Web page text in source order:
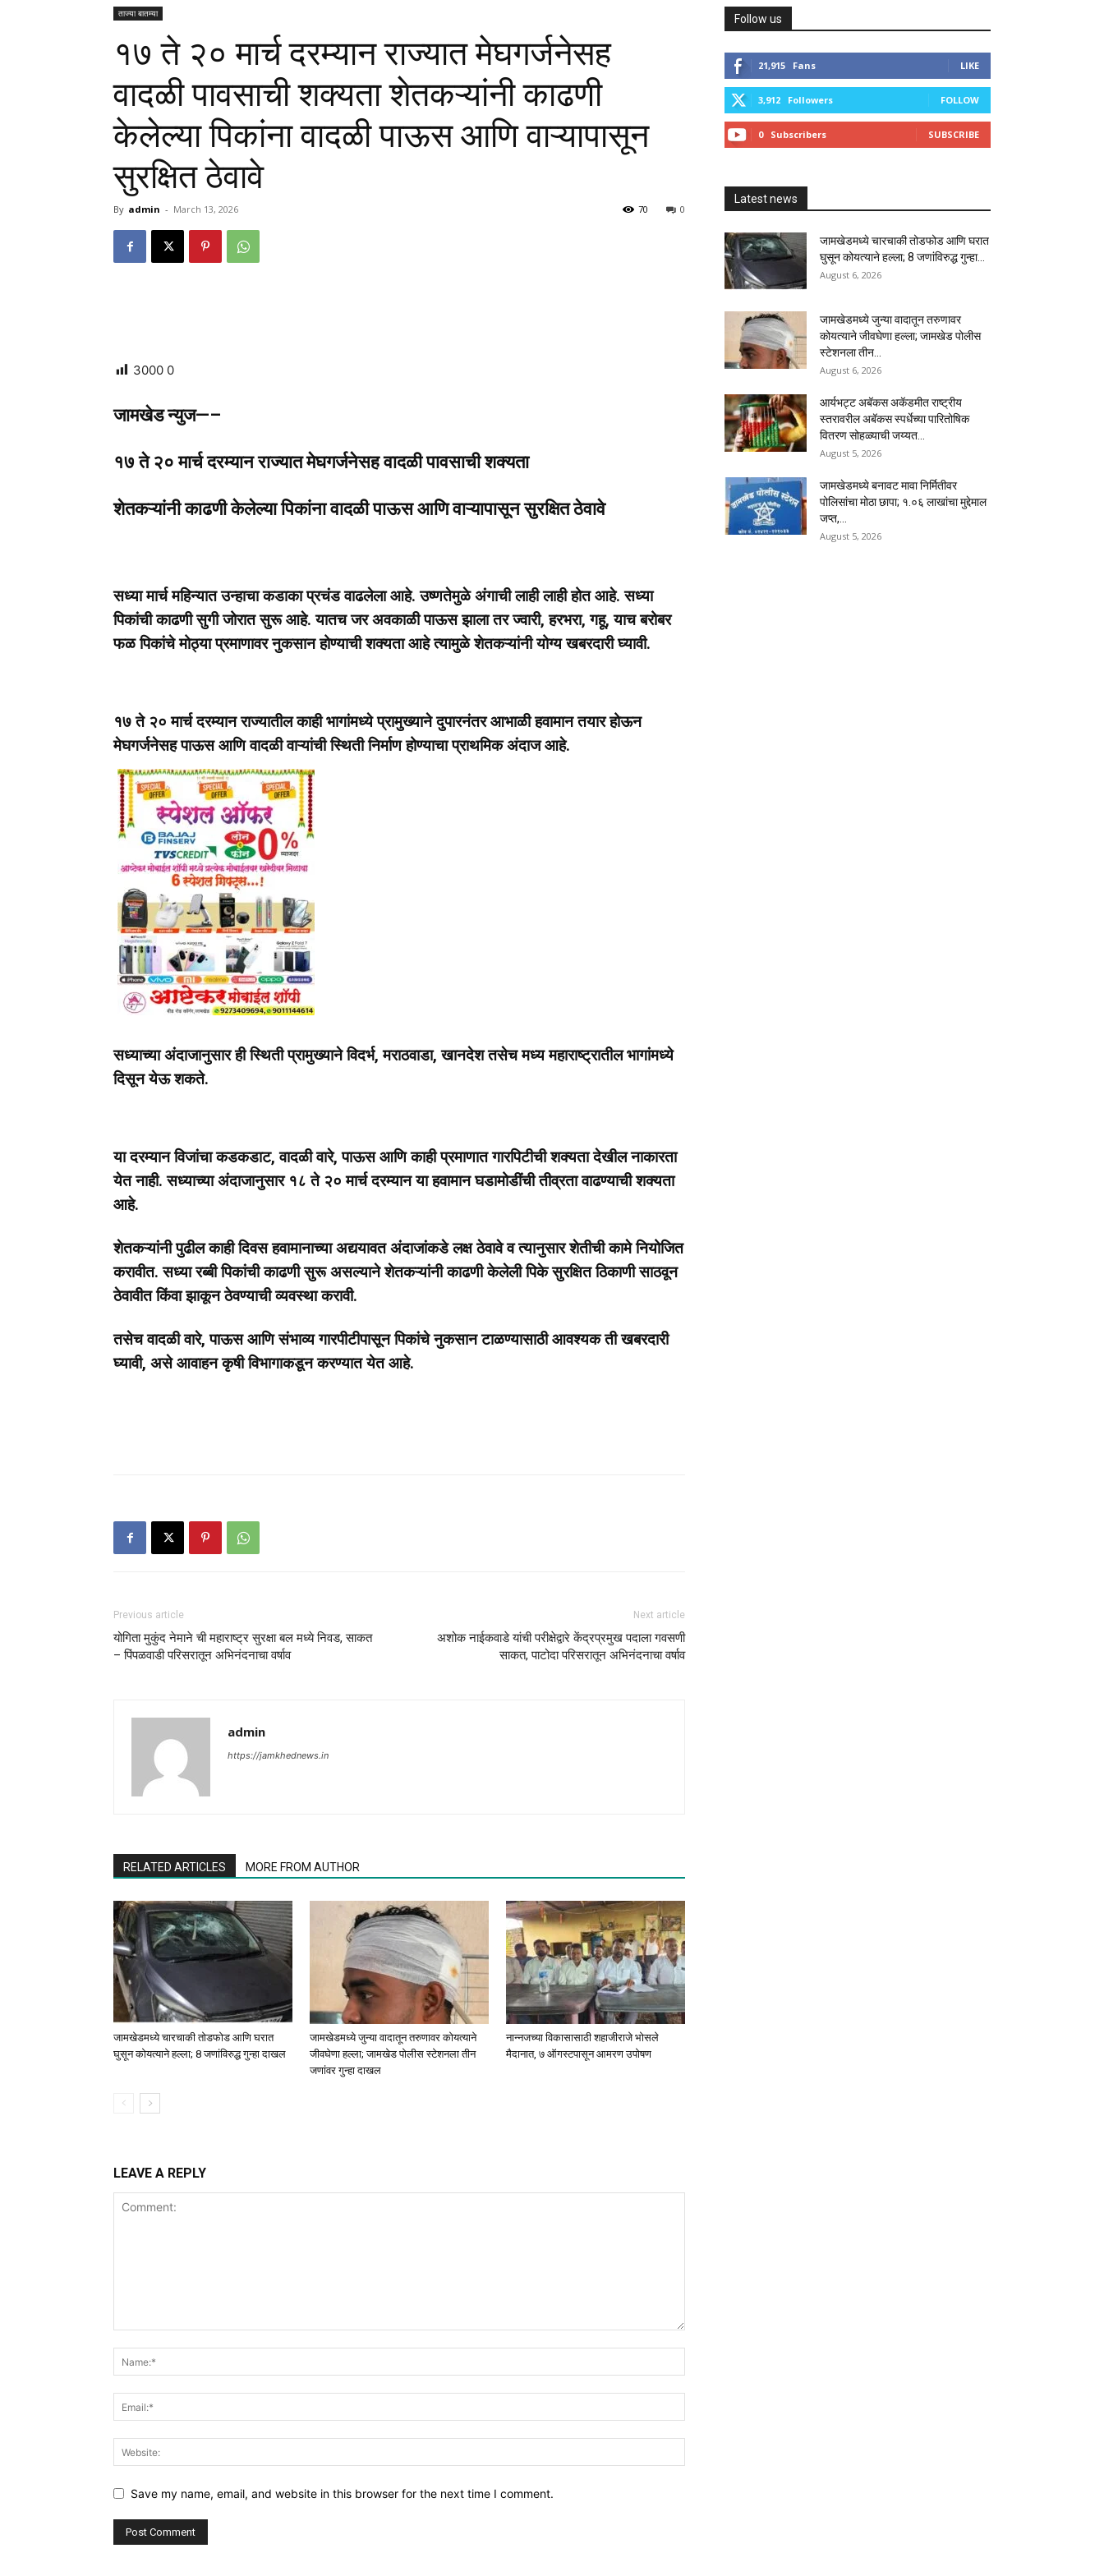
ताज्या बातम्या
१७ ते २० मार्च दरम्यान राज्यात मेघगर्जनेसह
वादळी पावसाची शक्यता शेतकऱ्यांनी काढणी
केलेल्या पिकांना वादळी पाऊस आणि वाऱ्यापासून
सुरक्षित ठेवावे
By admin - March 13, 2026 0
70
3000 0
जामखेड न्युज—–
१७ ते २० मार्च दरम्यान राज्यात मेघगर्जनेसह वादळी पावसाची शक्यता
शेतकऱ्यांनी काढणी केलेल्या पिकांना वादळी पाऊस आणि वाऱ्यापासून सुरक्षित ठेवावे
सध्या मार्च महिन्यात उन्हाचा कडाका प्रचंड वाढलेला आहे. उष्णतेमुळे अंगाची लाही लाही होत आहे. सध्या
पिकांची काढणी सुगी जोरात सुरू आहे. यातच जर अवकाळी पाऊस झाला तर ज्वारी, हरभरा, गहू, याच बरोबर
फळ पिकांचे मोठ्या प्रमाणावर नुकसान होण्याची शक्यता आहे त्यामुळे शेतकऱ्यांनी योग्य खबरदारी घ्यावी.
१७ ते २० मार्च दरम्यान राज्यातील काही भागांमध्ये प्रामुख्याने दुपारनंतर आभाळी हवामान तयार होऊन
मेघगर्जनेसह पाऊस आणि वादळी वाऱ्यांची स्थिती निर्माण होण्याचा प्राथमिक अंदाज आहे.
सध्याच्या अंदाजानुसार ही स्थिती प्रामुख्याने विदर्भ, मराठवाडा, खानदेश तसेच मध्य महाराष्ट्रातील भागांमध्ये
दिसून येऊ शकते.
या दरम्यान विजांचा कडकडाट, वादळी वारे, पाऊस आणि काही प्रमाणात गारपिटीची शक्यता देखील नाकारता
येत नाही. सध्याच्या अंदाजानुसार १८ ते २० मार्च दरम्यान या हवामान घडामोडींची तीव्रता वाढण्याची शक्यता
आहे.
शेतकऱ्यांनी पुढील काही दिवस हवामानाच्या अद्ययावत अंदाजांकडे लक्ष ठेवावे व त्यानुसार शेतीची कामे नियोजित
करावीत. सध्या रब्बी पिकांची काढणी सुरू असल्याने शेतकऱ्यांनी काढणी केलेली पिके सुरक्षित ठिकाणी साठवून
ठेवावीत किंवा झाकून ठेवण्याची व्यवस्था करावी.
तसेच वादळी वारे, पाऊस आणि संभाव्य गारपीटीपासून पिकांचे नुकसान टाळण्यासाठी आवश्यक ती खबरदारी
घ्यावी, असे आवाहन कृषी विभागाकडून करण्यात येत आहे.
Previous article
योगिता मुकुंद नेमाने ची महाराष्ट्र सुरक्षा बल मध्ये निवड, साकत
– पिंपळवाडी परिसरातून अभिनंदनाचा वर्षाव
Next article
अशोक नाईकवाडे यांची परीक्षेद्वारे केंद्रप्रमुख पदाला गवसणी
साकत, पाटोदा परिसरातून अभिनंदनाचा वर्षाव
admin
https://jamkhednews.in
RELATED ARTICLES MORE FROM AUTHOR
जामखेडमध्ये चारचाकी तोडफोड आणि घरात
घुसून कोयत्याने हल्ला; 8 जणांविरुद्ध गुन्हा दाखल
जामखेडमध्ये जुन्या वादातून तरुणावर कोयत्याने
जीवघेणा हल्ला; जामखेड पोलीस स्टेशनला तीन
जणांवर गुन्हा दाखल
नान्नजच्या विकासासाठी शहाजीराजे भोसले
मैदानात, ७ ऑगस्टपासून आमरण उपोषण
LEAVE A REPLY
Save my name, email, and website in this browser for the next time I comment.
Follow us
21,915 Fans LIKE
3,912 Followers FOLLOW
0 Subscribers SUBSCRIBE
Latest news
जामखेडमध्ये चारचाकी तोडफोड आणि घरात
घुसून कोयत्याने हल्ला; 8 जणांविरुद्ध गुन्हा...
August 6, 2026
जामखेडमध्ये जुन्या वादातून तरुणावर
कोयत्याने जीवघेणा हल्ला; जामखेड पोलीस
स्टेशनला तीन...
August 6, 2026
आर्यभट्ट अबॅकस अकॅडमीत राष्ट्रीय
स्तरावरील अबॅकस स्पर्धेच्या पारितोषिक
वितरण सोहळ्याची जय्यत...
August 5, 2026
जामखेडमध्ये बनावट मावा निर्मितीवर
पोलिसांचा मोठा छापा; १.०६ लाखांचा मुद्देमाल
जप्त,...
August 5, 2026